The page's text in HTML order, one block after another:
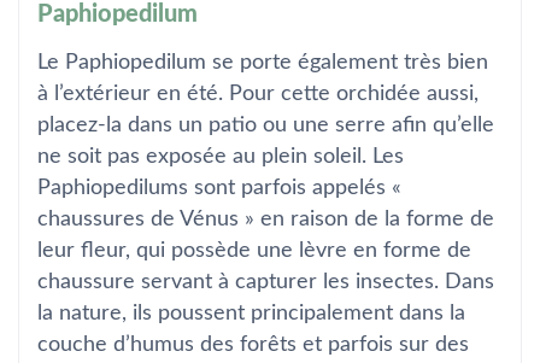
Paphiopedilum
Le Paphiopedilum se porte également très bien
à l’extérieur en été. Pour cette orchidée aussi,
placez-la dans un patio ou une serre afin qu’elle
ne soit pas exposée au plein soleil. Les
Paphiopedilums sont parfois appelés «
chaussures de Vénus » en raison de la forme de
leur fleur, qui possède une lèvre en forme de
chaussure servant à capturer les insectes. Dans
la nature, ils poussent principalement dans la
couche d’humus des forêts et parfois sur des